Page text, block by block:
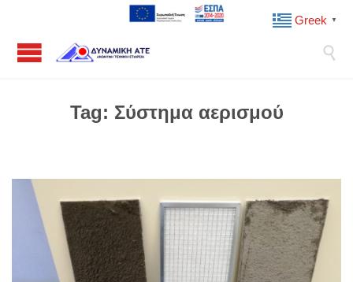

Tag: Σύστημα αερισμού
Greek ▼